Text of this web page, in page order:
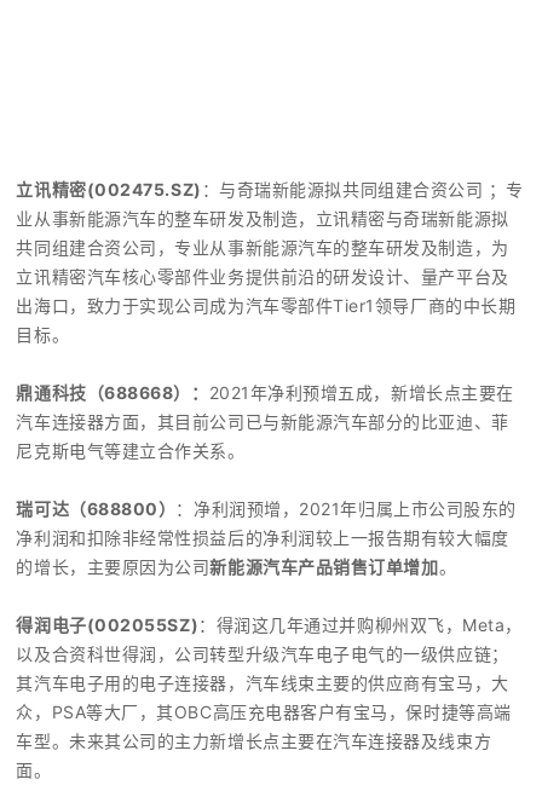
立讯精密(002475.SZ) ：与奇瑞新能源拟共同组建合资公司 ；专
业从事新能源汽车的整车研发及制造，立讯精密与奇瑞新能源拟
共同组建合资公司，专业从事新能源汽车的整车研发及制造，为
立讯精密汽车核心零部件业务提供前沿的研发设计、量产平台及
出海口，致力于实现公司成为汽车零部件Tier1领导厂商的中长期
目标。
鼎通科技（688668）： 2021年净利预增五成，新增长点主要在
汽车连接器方面，其目前公司已与新能源汽车部分的比亚迪、菲
尼克斯电气等建立合作关系。
瑞可达 （688800） ：净利润预增，2021年归属上市公司股东的
净利润和扣除非经常性损益后的净利润较上一报告期有较大幅度
的增长，主要原因为公司新能源汽车产品销售订单增加。
得润电子(002055SZ)： 得润这几年通过并购柳州双飞，Meta，
以及合资科世得润，公司转型升级汽车电子电气的一级供应链；
其汽车电子用的电子连接器，汽车线束主要的供应商有宝马，大
众，PSA等大厂，其OBC高压充电器客户有宝马，保时捷等高端
车型。未来其公司的主力新增长点主要在汽车连接器及线束方
面。